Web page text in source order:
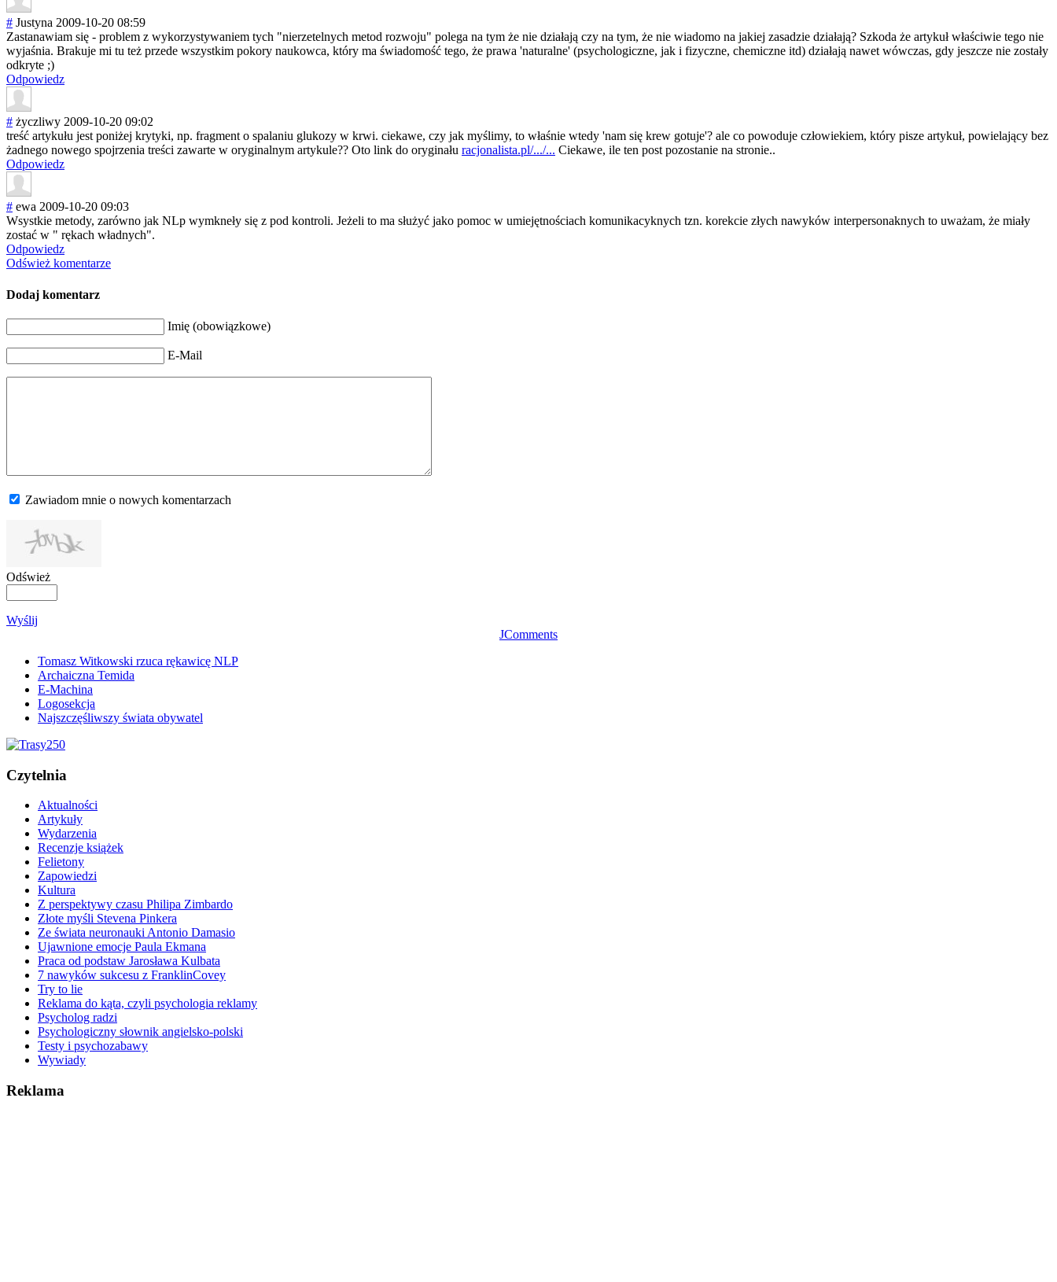
# Justyna 2009-10-20 08:59
Zastanawiam się - problem z wykorzystywaniem tych "nierzetelnych metod rozwoju" polega na tym że nie działają czy na tym, że nie wiadomo na jakiej zasadzie działają? Szkoda że artykuł właściwie tego nie
wyjaśnia. Brakuje mi tu też przede wszystkim pokory naukowca, który ma świadomość tego, że prawa 'naturalne' (psychologiczne, jak i fizyczne, chemiczne itd) działają nawet wówczas, gdy jeszcze nie zostały
odkryte ;)
Odpowiedz
# życzliwy 2009-10-20 09:02
treść artykułu jest poniżej krytyki, np. fragment o spalaniu glukozy w krwi. ciekawe, czy jak myślimy, to właśnie wtedy 'nam się krew gotuje'? ale co powoduje człowiekiem, który pisze artykuł, powielający bez
żadnego nowego spojrzenia treści zawarte w oryginalnym artykule?? Oto link do oryginału racjonalista.pl/.../... Ciekawe, ile ten post pozostanie na stronie..
Odpowiedz
# ewa 2009-10-20 09:03
Wsystkie metody, zarówno jak NLp wymkneły się z pod kontroli. Jeżeli to ma służyć jako pomoc w umiejętnościach komunikacyknych tzn. korekcie złych nawyków interpersonaknych to uważam, że miały
zostać w " rękach władnych".
Odpowiedz
Odśwież komentarze
Dodaj komentarz
Imię (obowiązkowe)
E-Mail
Zawiadom mnie o nowych komentarzach
Odśwież
Wyślij
JComments
Tomasz Witkowski rzuca rękawicę NLP
Archaiczna Temida
E-Machina
Logosekcja
Najszczęśliwszy świata obywatel
Czytelnia
Aktualności
Artykuły
Wydarzenia
Recenzje książek
Felietony
Zapowiedzi
Kultura
Z perspektywy czasu Philipa Zimbardo
Złote myśli Stevena Pinkera
Ze świata neuronauki Antonio Damasio
Ujawnione emocje Paula Ekmana
Praca od podstaw Jarosława Kulbata
7 nawyków sukcesu z FranklinCovey
Try to lie
Reklama do kąta, czyli psychologia reklamy
Psycholog radzi
Psychologiczny słownik angielsko-polski
Testy i psychozabawy
Wywiady
Reklama